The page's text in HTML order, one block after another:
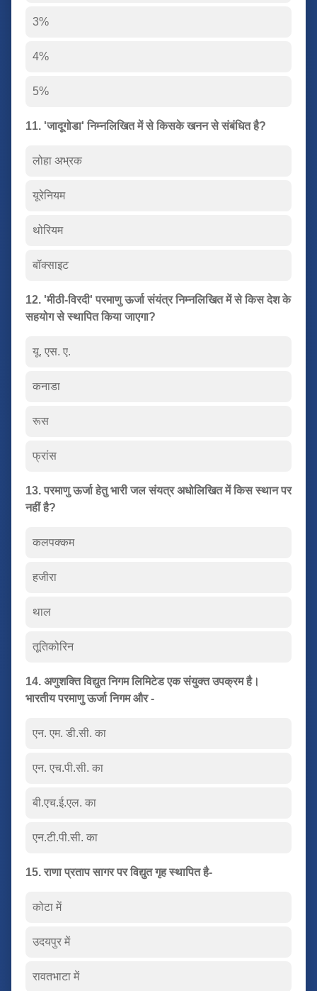
3%
4%
5%
11. 'जादूगोडा' निम्नलिखित में से किसके खनन से संबंधित है?
लोहा अभ्रक
यूरेनियम
थोरियम
बॉक्साइट
12. 'मीठी-विरदी' परमाणु ऊर्जा संयंत्र निम्नलिखित में से किस देश के
सहयोग से स्थापित किया जाएगा?
यू. एस. ए.
कनाडा
रूस
फ्रांस
13. परमाणु ऊर्जा हेतु भारी जल संयत्र अधोलिखित में किस स्थान पर
नहीं है?
कलपक्कम
हजीरा
थाल
तूतिकोरिन
14. अणुशक्ति विद्युत निगम लिमिटेड एक संयुक्त उपक्रम है।
भारतीय परमाणु ऊर्जा निगम और -
एन. एम. डी.सी. का
एन. एच.पी.सी. का
बी.एच.ई.एल. का
एन.टी.पी.सी. का
15. राणा प्रताप सागर पर विद्युत गृह स्थापित है-
कोटा में
उदयपुर में
रावतभाटा में